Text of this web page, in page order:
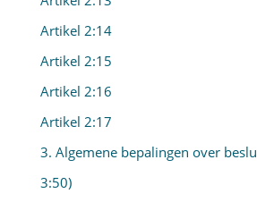
Artikel 2:14
Artikel 2:15
Artikel 2:16
Artikel 2:17
3. Algemene bepalingen over
3:50)